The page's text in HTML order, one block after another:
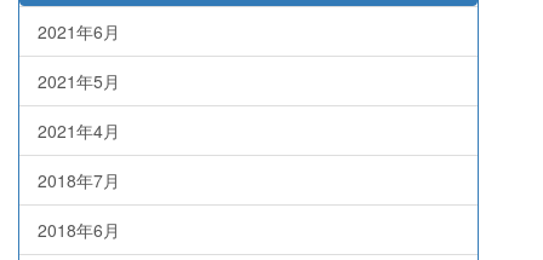
2021年6月
2021年5月
2021年4月
2018年7月
2018年6月